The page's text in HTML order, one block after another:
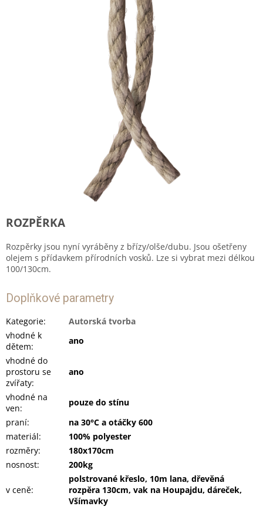
ROZPĚRKA
Rozpěrky jsou nyní vyráběny z břízy/olše/dubu. Jsou ošetřeny
olejem s přídavkem přírodních vosků. Lze si vybrat mezi délkou
100/130cm.
Doplňkové parametry
Kategorie:
Autorská tvorba
vhodné k
dětem:
ano
vhodné do
prostoru se
zvířaty:
ano
vhodné na
ven:
pouze do stínu
praní:
na 30°C a otáčky 600
materiál:
100% polyester
rozměry:
180x170cm
nosnost: 200kg
v ceně:
polstrované křeslo, 10m lana, dřevěná
rozpěra 130cm, vak na Houpajdu, dáreček,
Všímavky